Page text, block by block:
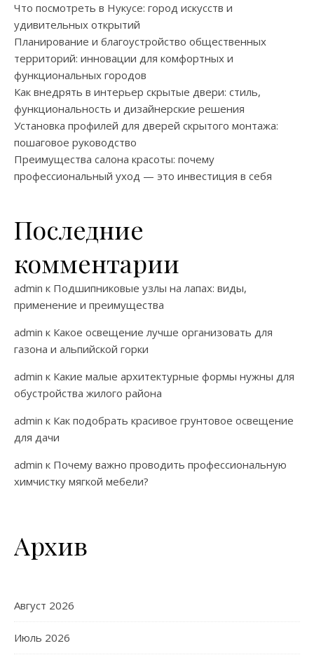
Что посмотреть в Нукусе: город искусств и
удивительных открытий
Планирование и благоустройство общественных
территорий: инновации для комфортных и
функциональных городов
Как внедрять в интерьер скрытые двери: стиль,
функциональность и дизайнерские решения
Установка профилей для дверей скрытого монтажа:
пошаговое руководство
Преимущества салона красоты: почему
профессиональный уход — это инвестиция в себя
Последние
комментарии
admin к Подшипниковые узлы на лапах: виды,
применение и преимущества
admin к Какое освещение лучше организовать для
газона и альпийской горки
admin к Какие малые архитектурные формы нужны для
обустройства жилого района
admin к Как подобрать красивое грунтовое освещение
для дачи
admin к Почему важно проводить профессиональную
химчистку мягкой мебели?
Архив
Август 2026
Июль 2026